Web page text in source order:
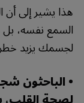
هذا يشير إلى
السمع نفسه، بل
لجسمك يزيد
• الباحثون